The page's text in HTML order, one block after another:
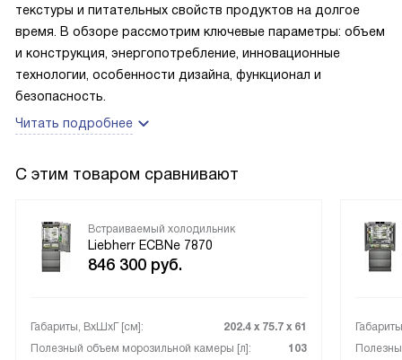
текстуры и питательных свойств продуктов на долгое
время. В обзоре рассмотрим ключевые параметры: объем
и конструкция, энергопотребление, инновационные
технологии, особенности дизайна, функционал и
безопасность.
Читать подробнее
С этим товаром сравнивают
Встраиваемый холодильник
Liebherr ECBNe 7870
846 300 руб.
Габариты, ВxШxГ [см]:
202.4 х 75.7 х 61
Полезный объем морозильной камеры [л]:
103